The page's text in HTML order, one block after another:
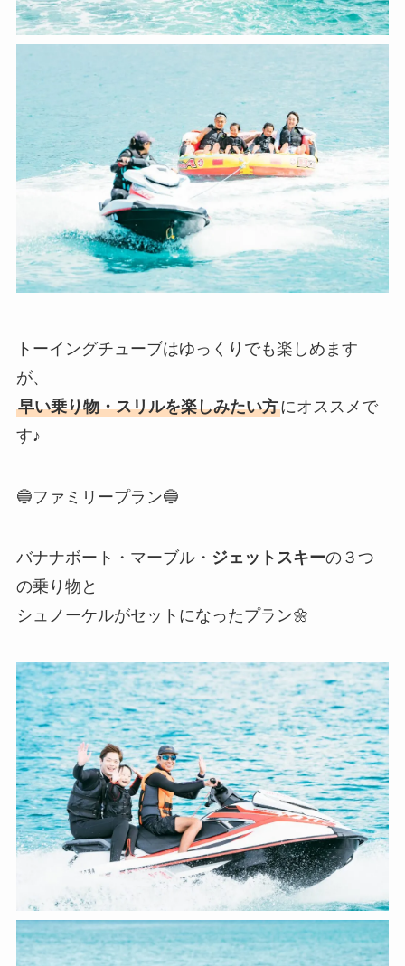
トーイングチューブはゆっくりでも楽しめます
が、
早い乗り物・スリルを楽しみたい方にオススメで
す♪
🔵ファミリープラン🔵
バナナボート・マーブル・ ジェットスキーの３つ
の乗り物と
シュノーケルがセットになったプラン🌼